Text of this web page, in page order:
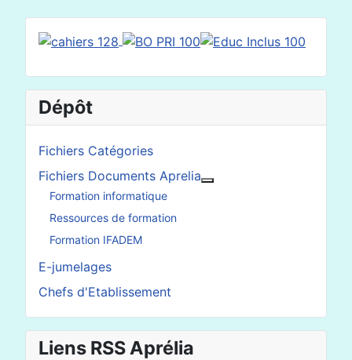
Dépôt
Fichiers Catégories
Fichiers Documents Aprelia
Formation informatique
Ressources de formation
Formation IFADEM
E-jumelages
Chefs d'Etablissement
Liens RSS Aprélia